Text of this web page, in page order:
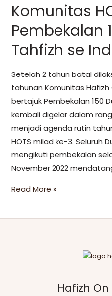
Komunitas
Pembekalan
Tahfizh se
Setelah 2 tahun batal
tahunan Komunitas Hafizh
bertajuk Pembekalan 150
kembali digelar dalam
menjadi agenda rutin
HOTS milad ke-3. Seluruh
mengikuti pembekalan
November 2022
Read More »
Hafizh